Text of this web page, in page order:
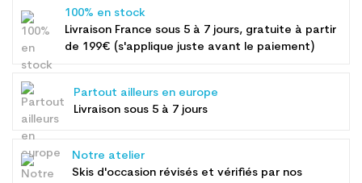
100% en stock
Livraison France sous 5 à 7 jours, gratuite à partir
de 199€ (s'applique juste avant le paiement)
Partout ailleurs en europe
Livraison sous 5 à 7 jours
Notre atelier
Skis d'occasion révisés et vérifiés par nos